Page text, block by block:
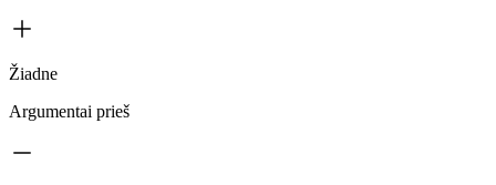
Žiadne
Argumentai prieš